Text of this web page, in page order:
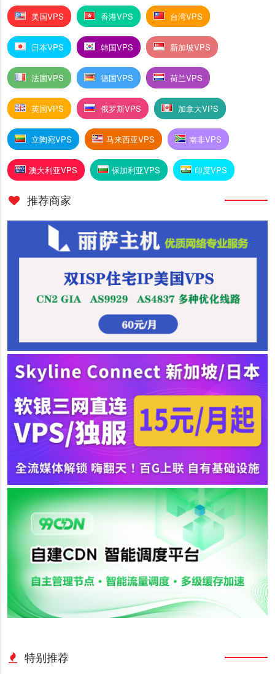
美国VPS 香港VPS 台湾VPS
日本VPS 韩国VPS 新加坡VPS
法国VPS 德国VPS 荷兰VPS
英国VPS 俄罗斯VPS 加拿大VPS
立陶宛VPS 马来西亚VPS 南非VPS
澳大利亚VPS 保加利亚VPS 印度VPS
推荐商家
特别推荐